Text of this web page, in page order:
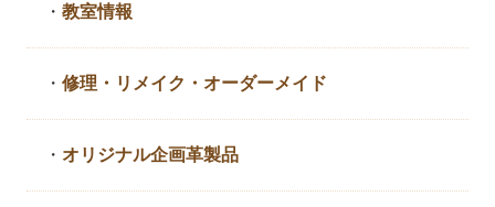
・教室情報
・修理・リメイク・ オーダーメイド
・ オリジナル企画革製品